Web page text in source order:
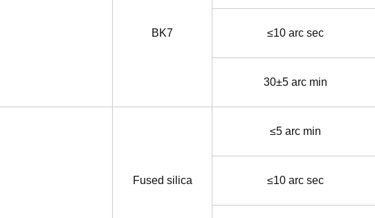
BK7 ≤10 arc sec
30±5 arc min
Fused silica
≤5 arc min
≤10 arc sec